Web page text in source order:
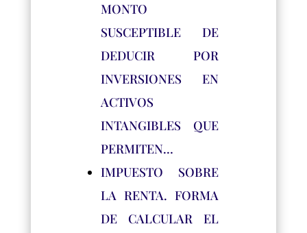
MONTO
SUSCEPTIBLE DE
DEDUCIR POR
INVERSIONES EN
ACTIVOS
INTANGIBLES QUE
PERMITEN…
IMPUESTO SOBRE
LA RENTA. FORMA
DE CALCULAR EL